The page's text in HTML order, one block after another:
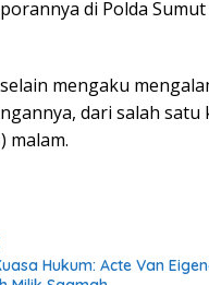
di Polda
mengaku
dari salah
malam.
Hukum: Acte Van